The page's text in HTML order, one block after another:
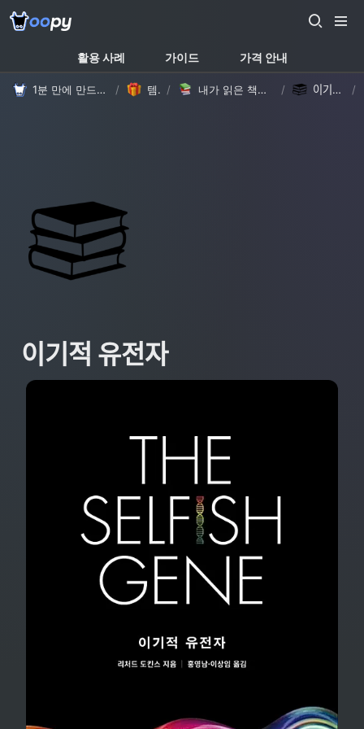
활용 사례 가이드 가격 안내
1분 만에 만드는 노션 웹사이트, 우피! / 템플릿 / 내가 읽은 책들을 모아봐요! 책장 속 독후감 템플릿 (with Oopy) / 이기적 유전자 /
이기적 유전자